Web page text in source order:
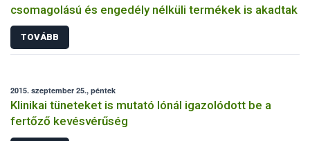
csomagolású és engedély nélküli termékek is akadtak
TOVÁBB
2015. szeptember 25., péntek
Klinikai tüneteket is mutató lónál igazolódott be a
fertőző kevésvérűség